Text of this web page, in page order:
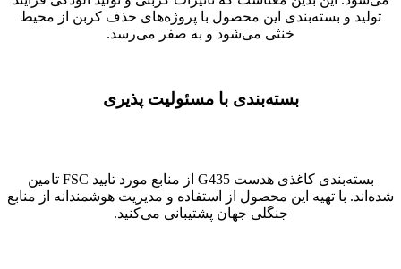
تولید و بسته‌بندی این محصول با پروژه‌های حذف کربن از محیط
خنثی می‌شود و به صفر می‌رسد.
بسته‌بندی با مسئولیت پذیری
بسته‌بندی کاغذی هدست G435 از منابع مورد تایید FSC تامین
شده‌اند. با تهیه این محصول از استفاده و مدیریت هوشمندانه از منابع
جنگلی جهان پشتیبانی می‌کنید.